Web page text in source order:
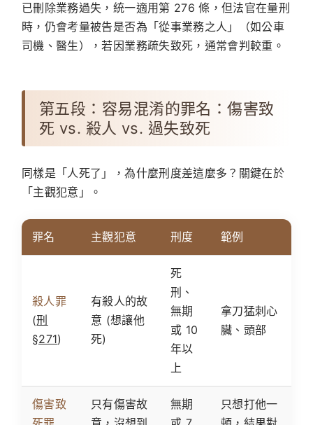
已刪除業務過失，統一適用第 276 條，但法官在量刑
時，仍會考量被告是否為「從事業務之人」（如公車
司機、醫生），若因業務疏失致死，通常會判較重。
第五段：容易混淆的罪名：傷害致
死 vs. 殺人 vs. 過失致死
同樣是「人死了」，為什麼刑度差這麼多？關鍵在於
「主觀犯意」。
罪名 主觀犯意 刑度 範例
殺人罪
(刑
§271)
有殺人的故
意 (想讓他
死)
死
刑、
無期
或 10
年以
上
拿刀猛刺心
臟、頭部
傷害致
只有傷害故
無期
只想打他一